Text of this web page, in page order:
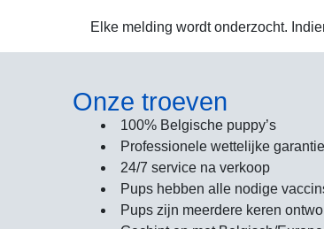
Elke melding wordt onderzocht.
Onze troeven
100% Belgische puppy’s
Professionele wettelijke garantie
24/7 service na verkoop
Pups hebben alle nodige
Pups zijn meerdere keren